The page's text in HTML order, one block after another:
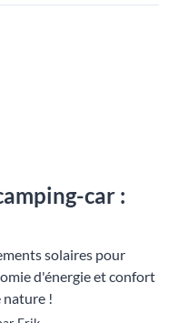
car :
solaires pour
d'énergie et confort
nature !